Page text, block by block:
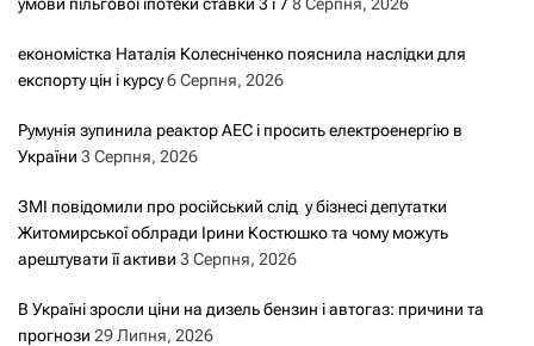
економістка Наталія Колесніченко пояснила наслідки для
експорту цін і курсу6 Серпня, 2026
Румунія зупинила реактор АЕС і просить електроенергію в
України 3 Серпня, 2026
ЗМІ повідомили про російський слід у бізнесі депутатки
Житомирської облради Ірини Костюшко та чому можуть
арештувати її активи 3 Серпня, 2026
В Україні зросли ціни на дизель бензин і автогаз: причини та
прогнози 29 Липня, 2026